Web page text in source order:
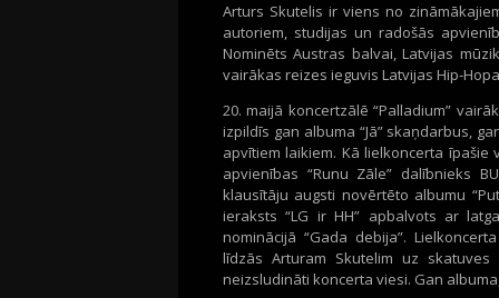
Arturs Skutelis ir viens no
autoriem, studijas un radošās
Nominēts Austras balvai, Latvijas
vairākas reizes ieguvis Latvijas Hip-
20. maijā koncertzālē “Palladium”
izpildīs gan albuma “Jā” skaņdarbus,
apvītiem laikiem. Kā lielkoncerta
apvienības “Runu Zāle” dalībnieks
klausītāju augsti novērtēto albumu
ieraksts “LG ir HH” apbalvots ar
nominācijā “Gada debija”.
līdzās Arturam Skutelim uz
neizsludināti koncerta viesi. Gan